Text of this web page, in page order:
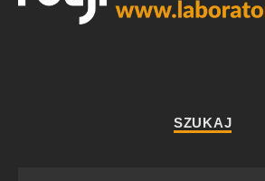
SZUKAJ